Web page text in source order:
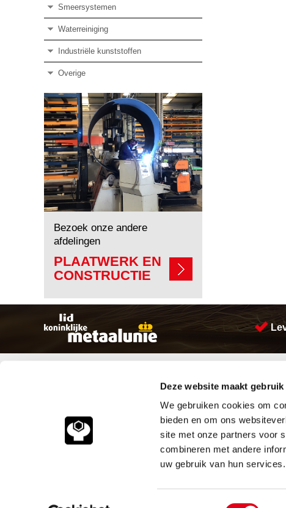
Deze website maakt
We gebruiken cookies om
bieden en om ons
site met onze partners voor
combineren met andere
uw gebruik van hun services.
Toestemmingsselectie
Smeersystemen
Waterreiniging
Industriële kunststoffen
Overige
Bezoek onze andere
afdelingen
PLAATWERK EN
CONSTRUCTIE
Klantenservice
Vacatures
Aandrijftechniek
Bevestigings materialen
Hydrauliek onderdelen
Leidingcomponenten
Pneumatiek
Verbruiksartikelen
Smeersystemen
Meeuwsen Trade &